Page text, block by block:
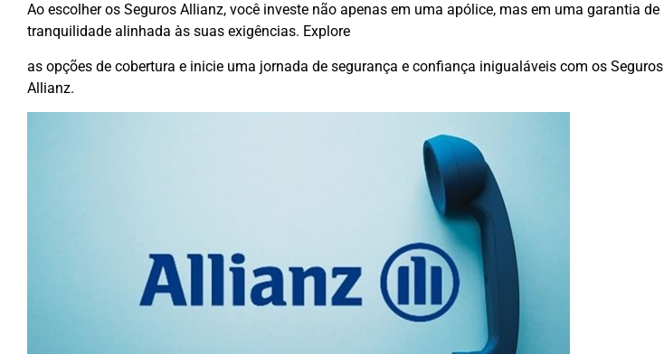
Ao escolher os Seguros Allianz, você investe não apenas em uma apólice, mas em uma garantia de
tranquilidade alinhada às suas exigências. Explore
as opções de cobertura e inicie uma jornada de segurança e confiança inigualáveis com os Seguros
Allianz.